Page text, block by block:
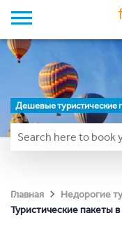
Дешевые туристические
Главная Недорогие
Туристические пакеты